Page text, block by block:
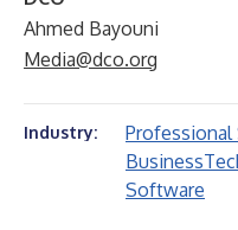
Ahmed Bayouni
Media@dco.org
Industry: Professional
Business
Software